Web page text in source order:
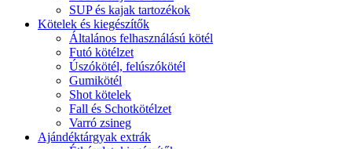
SUP és kajak tartozékok
Kötelek és kiegészítők
Általános felhasználású kötél
Futó kötélzet
Úszókötél, felúszókötél
Gumikötél
Shot kötelek
Fall és Schotkötélzet
Varró zsineg
Ajándéktárgyak extrák